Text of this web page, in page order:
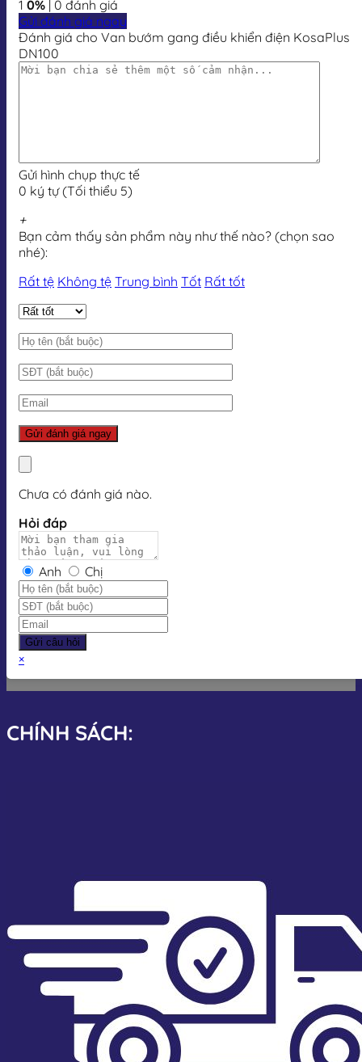
1 0% | 0 đánh giá
Gửi đánh giá ngay
Đánh giá cho Van bướm gang điều khiển điện KosaPlus
DN100
Gửi hình chụp thực tế
0 ký tự (Tối thiểu 5)
+
Bạn cảm thấy sản phẩm này như thế nào? (chọn sao
nhé):
Rất tệ Không tệ Trung bình Tốt Rất tốt
Chưa có đánh giá nào.
Hỏi đáp
Anh Chị
Gửi câu hỏi
×
CHÍNH SÁCH: